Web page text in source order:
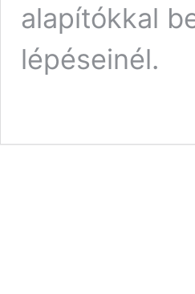
alapítókkal
lépéseinél.